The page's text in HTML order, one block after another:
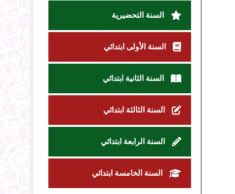
السنة التحضيرية
السنة الأولى ابتدائي
السنة الثانية ابتدائي
السنة الثالثة ابتدائي
السنة الرابعة ابتدائي
السنة الخامسة ابتدائي